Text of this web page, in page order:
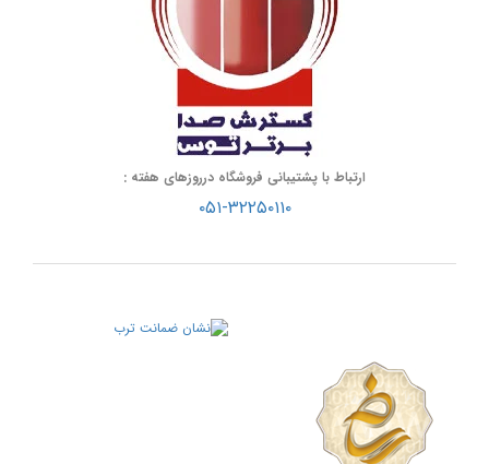
ارتباط با پشتیبانی فروشگاه درروزهای هفته :
۰۵۱-۳۲۲۵۰۱۱۰